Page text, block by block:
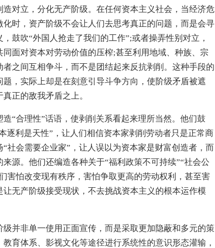
立，分化无产阶级。在任何资本主义社会，当经济危
时，资产阶级不会让人们去思考真正的问题，而是会寻
鼓吹“外国人抢走了我们的工作”;或者操弄性别对立，
面对资本对劳动价值的压榨;甚至利用地域、种族、宗
之间互相争斗，而不是团结起来反抗剥削。这种手段的
，实际上却是在刻意引导斗争方向，使阶级矛盾被遮
正的敌我矛盾之上。
合理性”话语，使剥削关系看起来理所当然。他们鼓
逐利是天性”，让人们相信资本家剥削劳动者只是正常商
社会需要企业家”，让人误以为资本家是财富创造者，而
源。他们还编造各种关于“福利政策不可持续”“社会公
害怕改变现有秩序，害怕争取更高的劳动权利，甚至害
无产阶级接受现状，不去挑战资本主义的根本运作模
非单一使用正面宣传，而是采取更加隐蔽和多元的策
育体系、影视文化等途径进行系统性的意识形态灌输，